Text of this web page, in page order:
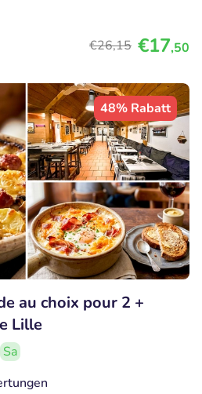
€26,15 €17,50
48% Rabatt
au choix pour 2 +
Lille
Sa